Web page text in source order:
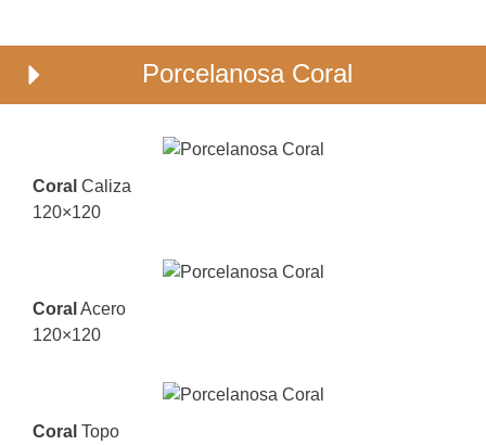
Porcelanosa Coral
Coral Caliza
120×120
Coral Acero
120×120
Coral Topo